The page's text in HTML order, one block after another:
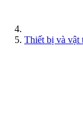
Thiết bị và vật